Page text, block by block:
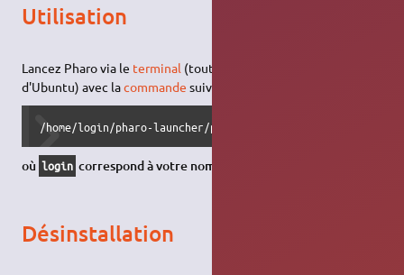
Utilisation
Lancez Pharo via le terminal (toutes
d'Ubuntu) avec lacommande suivante :
/home/login/pharo-launcher/pharo-launcher image launch
où login correspond à votre nom d’utilisateur Ubuntu
Désinstallation